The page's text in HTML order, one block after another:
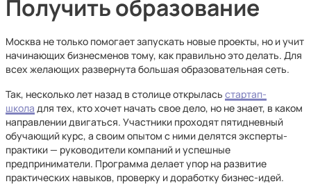
Получить образование
Москва не только помогает запускать новые проекты, но и учит
начинающих бизнесменов тому, как правильно это делать. Для
всех желающих развернута большая образовательная сеть.
Так, несколько лет назад в столице открылась стартап-
школа для тех, кто хочет начать свое дело, но не знает, в каком
направлении двигаться. Участники проходят пятидневный
обучающий курс, а своим опытом с ними делятся эксперты-
практики — руководители компаний и успешные
предприниматели. Программа делает упор на развитие
практических навыков, проверку и доработку бизнес-идей.